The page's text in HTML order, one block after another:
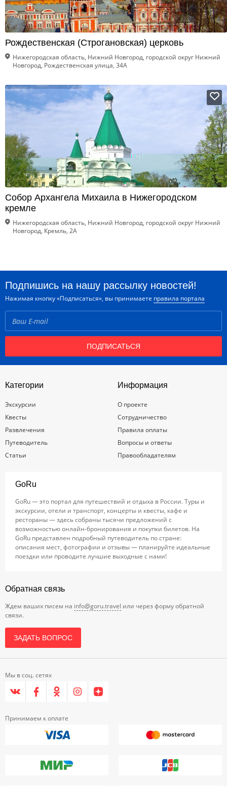
Рождественская (Строгановская) церковь
Нижегородская область, Нижний Новгород, городской округ Нижний
Новгород, Рождественская улица, 34А
Собор Архангела Михаила в Нижегородском
кремле
Нижегородская область, Нижний Новгород, городской округ Нижний
Новгород, Кремль, 2А
Подпишись на нашу рассылку новостей!
Нажимая кнопку «Подписаться», вы принимаете правила портала
ПОДПИСАТЬСЯ
Категории
Экскурсии
Квесты
Развлечения
Путеводитель
Статьи
Информация
О проекте
Сотрудничество
Правила оплаты
Вопросы и ответы
Правообладателям
GoRu
GoRu — это портал для путешествий и отдыха в России. Туры и
экскурсии, отели и транспорт, концерты и квесты, кафе и
рестораны — здесь собраны тысячи предложений с
возможностью онлайн-бронирования и покупки билетов. На
GoRu представлен подробный путеводитель по стране:
описания мест, фотографии и отзывы — планируйте идеальные
поездки или проводите лучшие выходные с нами!
Обратная связь
Ждем ваших писем на info@goru.travel или через форму обратной
связи.
ЗАДАТЬ ВОПРОС
Мы в соц. сетях
Принимаем к оплате